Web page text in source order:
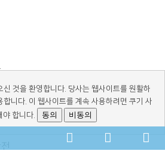
Naver-
Phone
신 것을 환영합니다. 당사는 웹사이트를 원활하
니다. 이 웹사이트를 계속 사용하려면 쿠기 사
야 합니다.
동의 비동의